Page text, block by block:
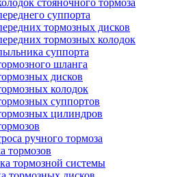
стояночного тормоза
суппорта
тормозных дисков
тормозных колодок
суппорта
шланга
дисков
колодок
суппортов
цилиндров
ручного тормоза
тормозов
тормозной системы